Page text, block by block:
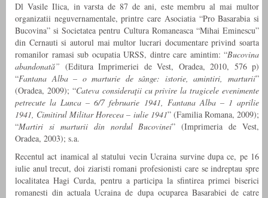
Dl Vasile Ilica, in varsta de 87 de ani, este membru al mai multor
organizatii neguvernamentale, printre care Asociatia “Pro Basarabia si
Bucovina” si Societatea pentru Cultura Romaneasca “Mihai Eminescu”
din Cernauti si autorul mai multor lucrari documentare privind soarta
romanilor ramasi sub ocupatia URSS, dintre care amintim: “Bucovina
abandonată” (Editura Imprimeriei de Vest, Oradea, 2010, 576 p)
“Fantana Alba – o marturie de sânge: istorie, amintiri, marturii”
(Oradea, 2009); “Cateva consideraţii cu privire la tragicele evenimente
petrecute la Lunca – 6/7 februarie 1941, Fantana Alba – 1 aprilie
1941, Cimitirul Militar Horecea – iulie 1941” (Familia Romana, 2009);
“Martiri si marturii din nordul Bucovinei” (Imprimeria de Vest,
Oradea, 2003); s.a.
Recentul act inamical al statului vecin Ucraina survine dupa ce, pe 16
iulie anul trecut, doi ziaristi romani profesionisti care se indreptau spre
localitatea Hagi Curda, pentru a participa la sfintirea primei biserici
romanesti din actuala Ucraina de dupa ocuparea Basarabiei de catre